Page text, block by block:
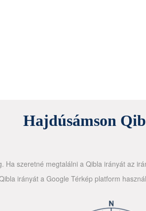
Hajdúsámson
Ha szeretné megtalálni a Qibla irányát az
irányát a Google Térkép platform